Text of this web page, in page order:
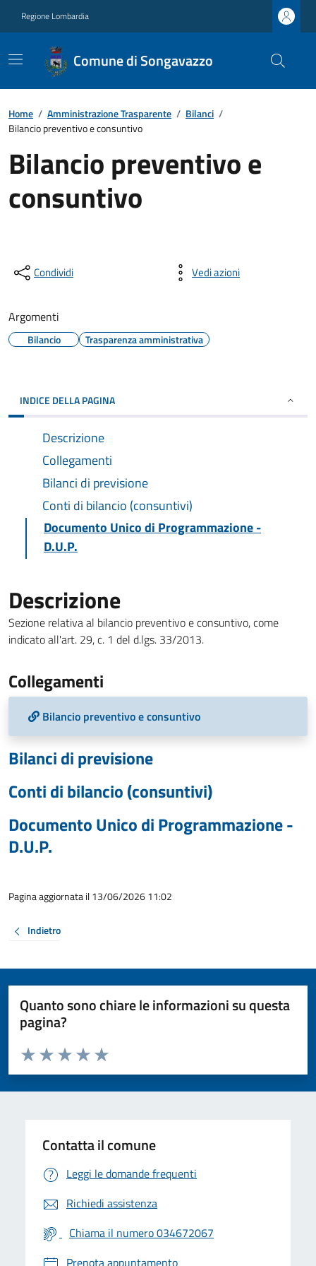
Regione Lombardia
Comune di Songavazzo
Home / Amministrazione Trasparente / Bilanci /
Bilancio preventivo e consuntivo
Bilancio preventivo e
consuntivo
Condividi Vedi azioni
Argomenti
Bilancio Trasparenza amministrativa
INDICE DELLA PAGINA
Descrizione
Collegamenti
Bilanci di previsione
Conti di bilancio (consuntivi)
Documento Unico di Programmazione -
D.U.P.
Descrizione
Sezione relativa al bilancio preventivo e consuntivo, come
indicato all'art. 29, c. 1 del d.lgs. 33/2013.
Collegamenti
Bilancio preventivo e consuntivo
Bilanci di previsione
Conti di bilancio (consuntivi)
Documento Unico di Programmazione -
D.U.P.
Pagina aggiornata il 13/06/2026 11:02
Indietro
Quanto sono chiare le informazioni su questa
pagina?
Valuta da 1 a 5 stelle la pagina
Valuta 5 stelle su 5
Valuta 4 stelle su 5
Valuta 3 stelle su 5
Valuta 2 stelle su 5
Valuta 1 stelle su 5
Contatta il comune
Leggi le domande frequenti
Richiedi assistenza
Chiama il numero 034672067
Prenota appuntamento